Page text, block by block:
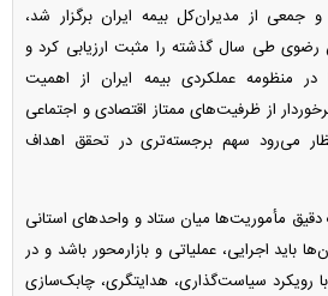
جمعی از مدیران‌کل بیمه ایران برگزار شد،
رضوی طی سال گذشته را مثبت ارزیابی کرد و
منظومه عملکردی بیمه ایران از اهمیت
از ظرفیت‌های ممتاز اقتصادی و اجتماعی
می‌رود سهم برجسته‌تری در تحقق اهداف
مأموریت‌ها میان ستاد و واحد‌های استانی
باید اجرایی، عملیاتی و بازارمحور باشد و در
رویکرد سیاست‌گذاری، هدایتگری، چابک‌سازی